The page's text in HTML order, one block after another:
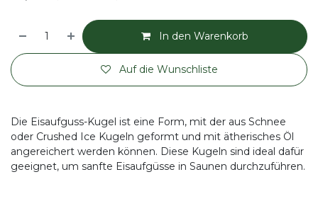
In den Warenkorb
Auf die Wunschliste
Die Eisaufguss-Kugel ist eine Form, mit der aus Schnee
oder Crushed Ice Kugeln geformt und mit ätherisches Öl
angereichert werden können. Diese Kugeln sind ideal dafür
geeignet, um sanfte Eisaufgüsse in Saunen durchzuführen.